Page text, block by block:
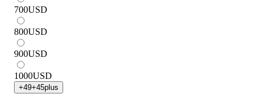
700USD
800USD
900USD
1000USD
+49+45plus